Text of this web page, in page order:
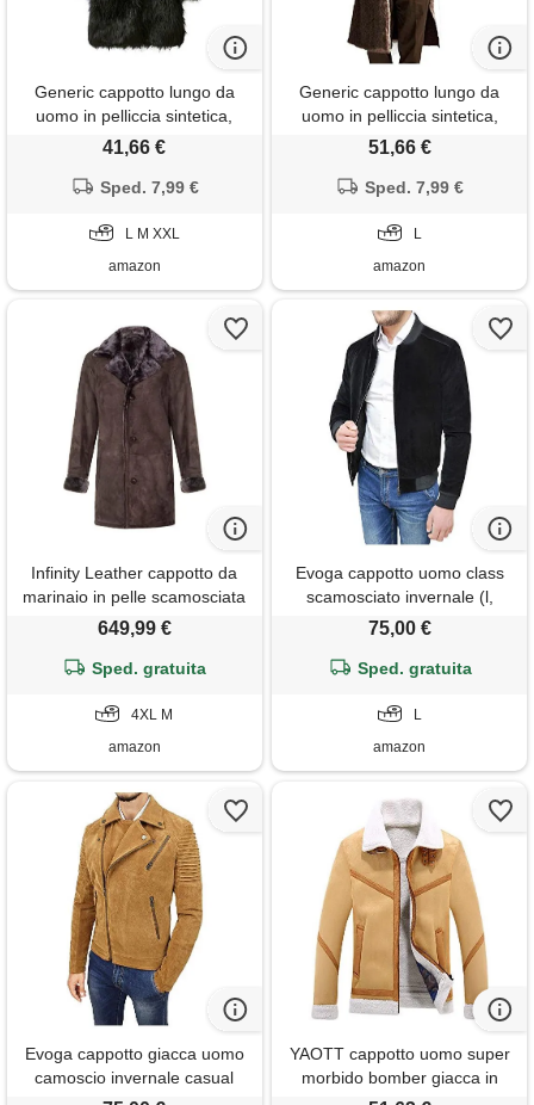
Generic cappotto lungo da
uomo in pelliccia sintetica,
giacca in pelle scamosciata
nero, m
41,66 €
Sped. 7,99 €
L M XXL
amazon
Generic cappotto lungo da
uomo in pelliccia sintetica,
giacca in pelle scamosciata,
marrone
51,66 €
Sped. 7,99 €
L
amazon
Infinity Leather cappotto da
marinaio in pelle scamosciata
classica da uomo in vera pelle
649,99 €
Sped. gratuita
4XL M
amazon
Evoga cappotto uomo class
scamosciato invernale (l,
nero)
75,00 €
Sped. gratuita
L
amazon
Evoga cappotto giacca uomo
camoscio invernale casual
YAOTT cappotto uomo super
morbido bomber giacca in